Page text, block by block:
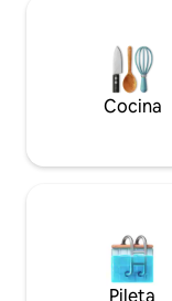
Ubicado en Lincoln
apartamento está
tiendas de
Hay tiendas de
de estaciones de
relativamente fácil
apartamento y
aparcamiento
Cocina
Pileta